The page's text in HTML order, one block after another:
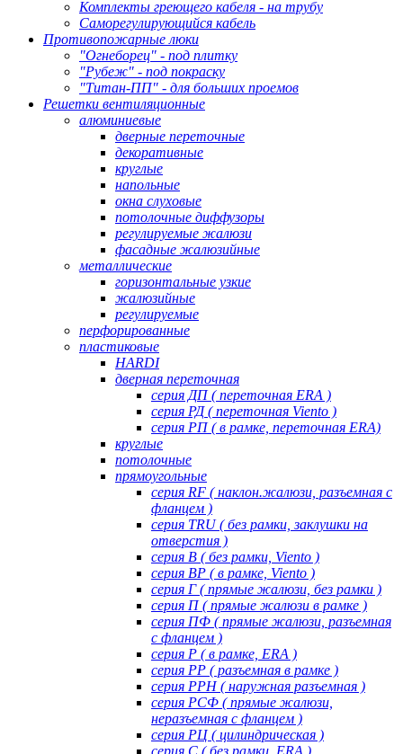
Комплекты греющего кабеля - на трубу
Саморегулирующийся кабель
Противопожарные люки
"Огнеборец" - под плитку
"Рубеж" - под покраску
"Титан-ПП" - для больших проемов
Решетки вентиляционные
алюминиевые
дверные переточные
декоративные
круглые
напольные
окна слуховые
потолочные диффузоры
регулируемые жалюзи
фасадные жалюзийные
металлические
горизонтальные узкие
жалюзийные
регулируемые
перфорированные
пластиковые
HARDI
дверная переточная
серия ДП ( переточная ERA )
серия РД ( переточная Viento )
серия РП ( в рамке, переточная ERA)
круглые
потолочные
прямоугольные
серия RF ( наклон.жалюзи, разъемная с
фланцем )
серия TRU ( без рамки, заклушки на
отверстия )
серия В ( без рамки, Viento )
серия ВР ( в рамке, Viento )
серия Г ( прямые жалюзи, без рамки )
серия П ( прямые жалюзи в рамке )
серия ПФ ( прямые жалюзи, разъемная
с фланцем )
серия Р ( в рамке, ERA )
серия РР ( разъемная в рамке )
серия РРН ( наружная разъемная )
серия РСФ ( прямые жалюзи,
неразъемная с фланцем )
серия РЦ ( цилиндрическая )
серия С ( без рамки, ERA )